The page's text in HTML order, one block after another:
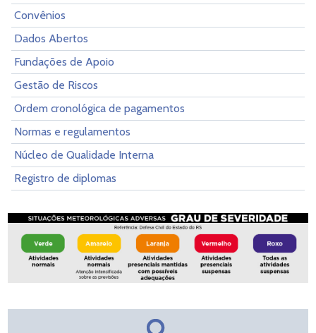
Convênios
Dados Abertos
Fundações de Apoio
Gestão de Riscos
Ordem cronológica de pagamentos
Normas e regulamentos
Núcleo de Qualidade Interna
Registro de diplomas